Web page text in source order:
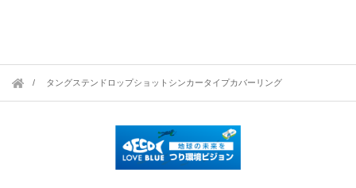
タングステンドロップショットシンカータイプカバーリング